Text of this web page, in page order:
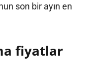
son bir ayın en
fiyatlar